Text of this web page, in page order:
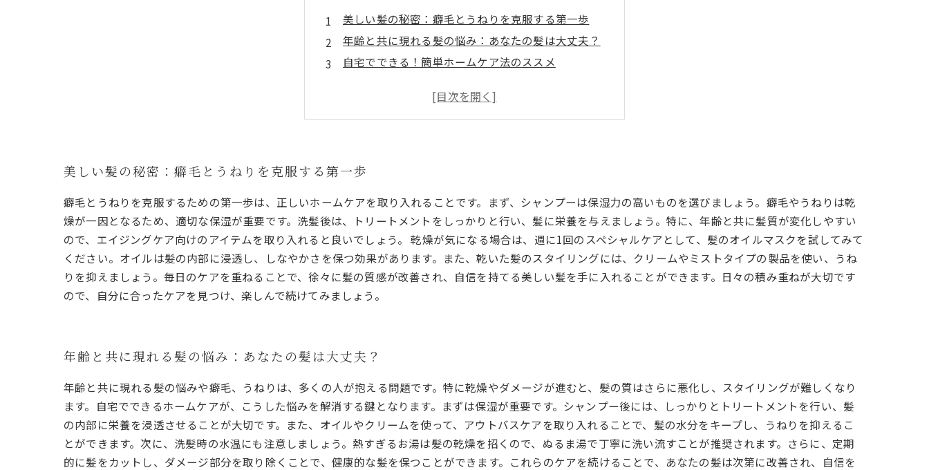
美しい髪の秘密：癖毛とうねりを克服する第一歩
年齢と共に現れる髪の悩み：あなたの髪は大丈夫？
自宅でできる！簡単ホームケア法のススメ
毎日のケアで得られる健康的な髪の質感
美しい髪の秘密：癖毛とうねりを克服する第一歩
癖毛とうねりを克服するための第一歩は、正しいホームケアを取り入れることです。まず、シャンプーは保湿力の高いものを選びましょう。癖毛やうねりは乾
燥が一因となるため、適切な保湿が重要です。洗髪後は、トリートメントをしっかりと行い、髪に栄養を与えましょう。特に、年齢と共に髪質が変化しやすい
ので、エイジングケア向けのアイテムを取り入れると良いでしょう。 乾燥が気になる場合は、週に1回のスペシャルケアとして、髪のオイルマスクを試してみて
ください。オイルは髪の内部に浸透し、しなやかさを保つ効果があります。また、乾いた髪のスタイリングには、クリームやミストタイプの製品を使い、うね
りを抑えましょう。毎日のケアを重ねることで、徐々に髪の質感が改善され、自信を持てる美しい髪を手に入れることができます。日々の積み重ねが大切です
ので、自分に合ったケアを見つけ、楽しんで続けてみましょう。
年齢と共に現れる髪の悩み：あなたの髪は大丈夫？
年齢と共に現れる髪の悩みや癖毛、うねりは、多くの人が抱える問題です。特に乾燥やダメージが進むと、髪の質はさらに悪化し、スタイリングが難しくなり
ます。自宅でできるホームケアが、こうした悩みを解消する鍵となります。まずは保湿が重要です。シャンプー後には、しっかりとトリートメントを行い、髪
の内部に栄養を浸透させることが大切です。また、オイルやクリームを使って、アウトバスケアを取り入れることで、髪の水分をキープし、うねりを抑えるこ
とができます。次に、洗髪時の水温にも注意しましょう。熱すぎるお湯は髪の乾燥を招くので、ぬるま湯で丁寧に洗い流すことが推奨されます。さらに、定期
的に髪をカットし、ダメージ部分を取り除くことで、健康的な髪を保つことができます。これらのケアを続けることで、あなたの髪は次第に改善され、自信を